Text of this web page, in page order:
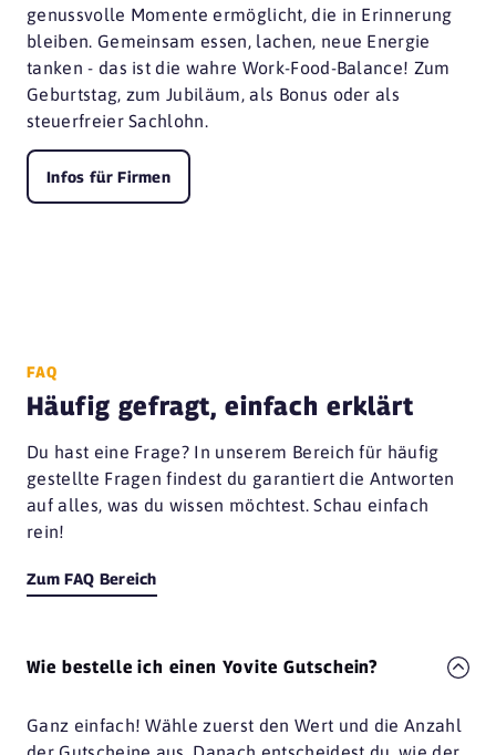
genussvolle Momente ermöglicht, die in Erinnerung
bleiben. Gemeinsam essen, lachen, neue Energie
tanken - das ist die wahre Work-Food-Balance! Zum
Geburtstag, zum Jubiläum, als Bonus oder als
steuerfreier Sachlohn.
Infos für Firmen
FAQ
Häufig gefragt, einfach erklärt
Du hast eine Frage? In unserem Bereich für häufig
gestellte Fragen findest du garantiert die Antworten
auf alles, was du wissen möchtest. Schau einfach
rein!
Zum FAQ Bereich
Wie bestelle ich einen Yovite Gutschein?
Ganz einfach! Wähle zuerst den Wert und die Anzahl